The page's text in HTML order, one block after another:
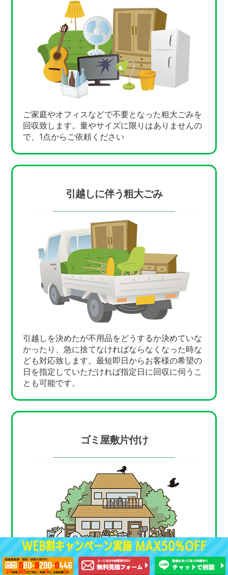
ご家庭やオフィスなどで不要となった粗大ごみを
回収致します。量やサイズに限りはありませんの
で、1点からご依頼ください
引越しに伴う粗大ごみ
引越しを決めたが不用品をどうするか決めていな
かったり、急に捨てなければならなくなった時な
ども対応致します。最短即日からお客様の希望の
日を指定していただければ指定日に回収に伺うこ
とも可能です。
ゴミ屋敷片付け